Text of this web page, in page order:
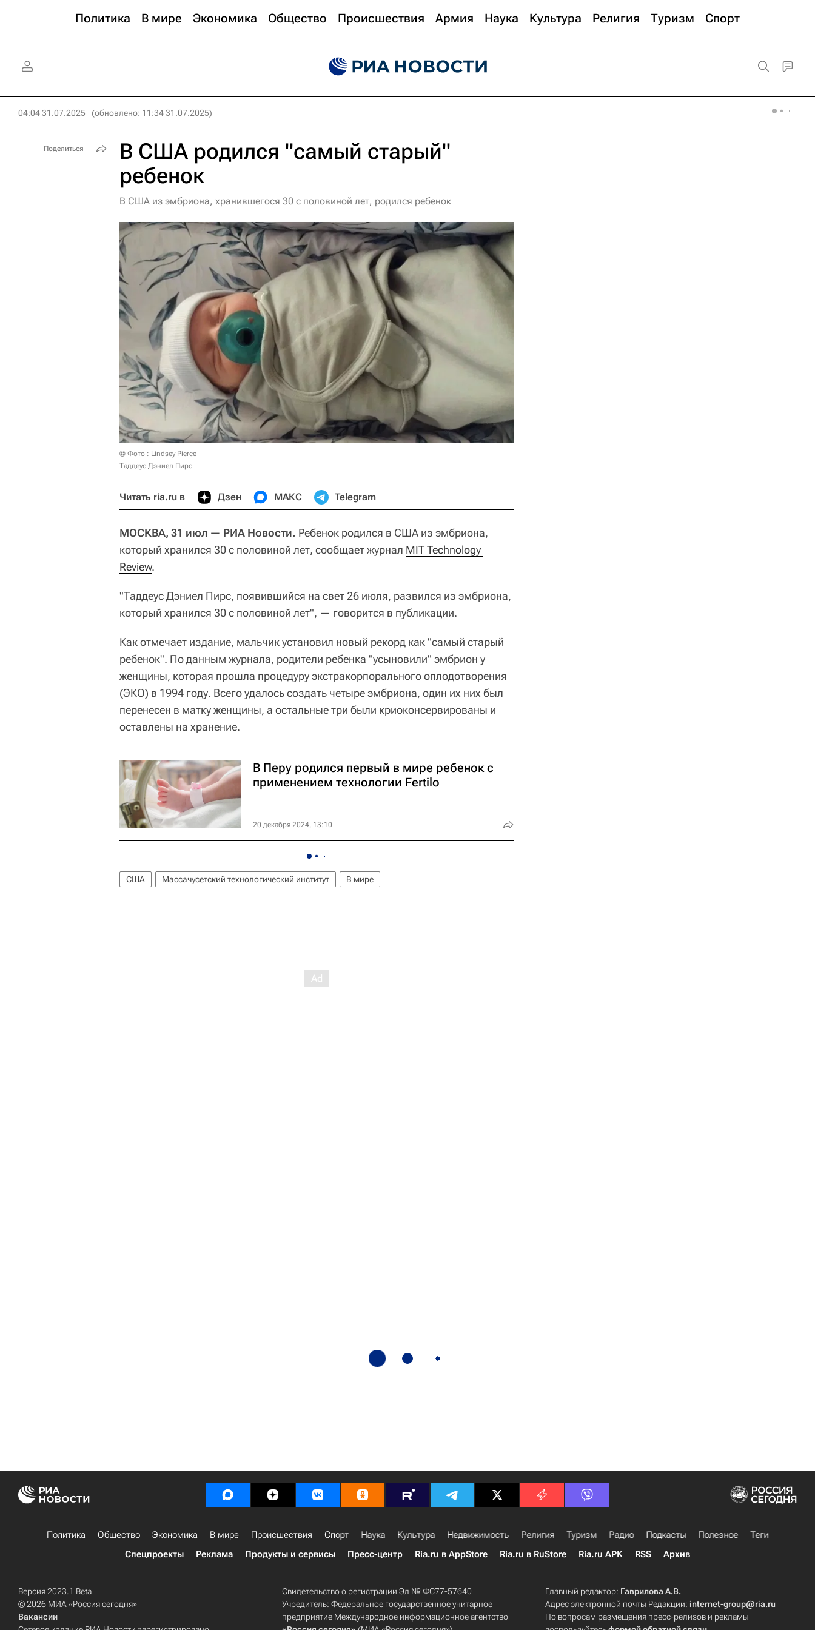
Политика В мире Экономика Общество Происшествия Армия Наука Культура Религия Туризм Спорт
04:04 31.07.2025 (обновлено: 11:34 31.07.2025)
В США родился "самый старый"
ребенок
В США из эмбриона, хранившегося 30 с половиной лет, родился ребенок
© Фото : Lindsey Pierce
Таддеус Дэниел Пирс
Читать ria.ru в Дзен МАКС Telegram
МОСКВА, 31 июл — РИА Новости. Ребенок родился в США из эмбриона,
который хранился 30 с половиной лет, сообщает журнал MIT Technology
Review.
"Таддеус Дэниел Пирс, появившийся на свет 26 июля, развился из эмбриона,
который хранился 30 с половиной лет", — говорится в публикации.
Как отмечает издание, мальчик установил новый рекорд как "самый старый
ребенок". По данным журнала, родители ребенка "усыновили" эмбрион у
женщины, которая прошла процедуру экстракорпорального оплодотворения
(ЭКО) в 1994 году. Всего удалось создать четыре эмбриона, один их них был
перенесен в матку женщины, а остальные три были криоконсервированы и
оставлены на хранение.
В Перу родился первый в мире ребенок с
применением технологии Fertilo
20 декабря 2024, 13:10
США Массачусетский технологический институт В мире
Поделиться
Политика Общество Экономика В мире Происшествия Спорт Наука Культура Недвижимость Религия Туризм Радио Подкасты Полезное
Теги
Спецпроекты
Реклама Продукты и сервисы Пресс-центр Ria.ru в AppStore Ria.ru в RuStore Ria.ru APK RSS Архив
Версия 2023.1 Beta
© 2026 МИА «Россия сегодня»
Вакансии
Свидетельство о регистрации Эл № ФС77-57640
Учредитель: Федеральное государственное унитарное
предприятие Международное информационное агентство
Главный редактор: Гаврилова А.В.
Адрес электронной почты Редакции:internet-group@ria.ru
По вопросам размещения пресс-релизов и рекламы